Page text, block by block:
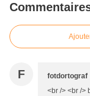
F fotdortograf
<br /> <br />